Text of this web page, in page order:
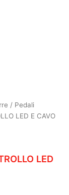
/ Pedali
LED E CAVO
LED